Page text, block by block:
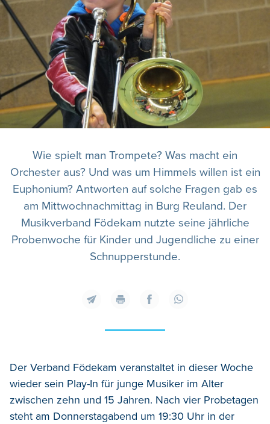
Wie spielt man Trompete? Was macht ein
Orchester aus? Und was um Himmels willen ist ein
Euphonium? Antworten auf solche Fragen gab es
am Mittwochnachmittag in Burg Reuland. Der
Musikverband Födekam nutzte seine jährliche
Probenwoche für Kinder und Jugendliche zu einer
Schnupperstunde.
Der Verband Födekam veranstaltet in dieser Woche
wieder sein Play-In für junge Musiker im Alter
zwischen zehn und 15 Jahren. Nach vier Probetagen
steht am Donnerstagabend um 19:30 Uhr in der